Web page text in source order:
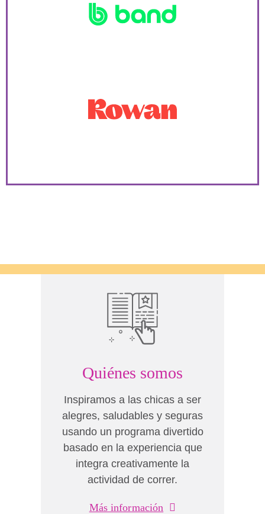
Quiénes somos
Inspiramos a las chicas a ser
alegres, saludables y seguras
usando un programa divertido
basado en la experiencia que
integra creativamente la
actividad de correr.
Más información